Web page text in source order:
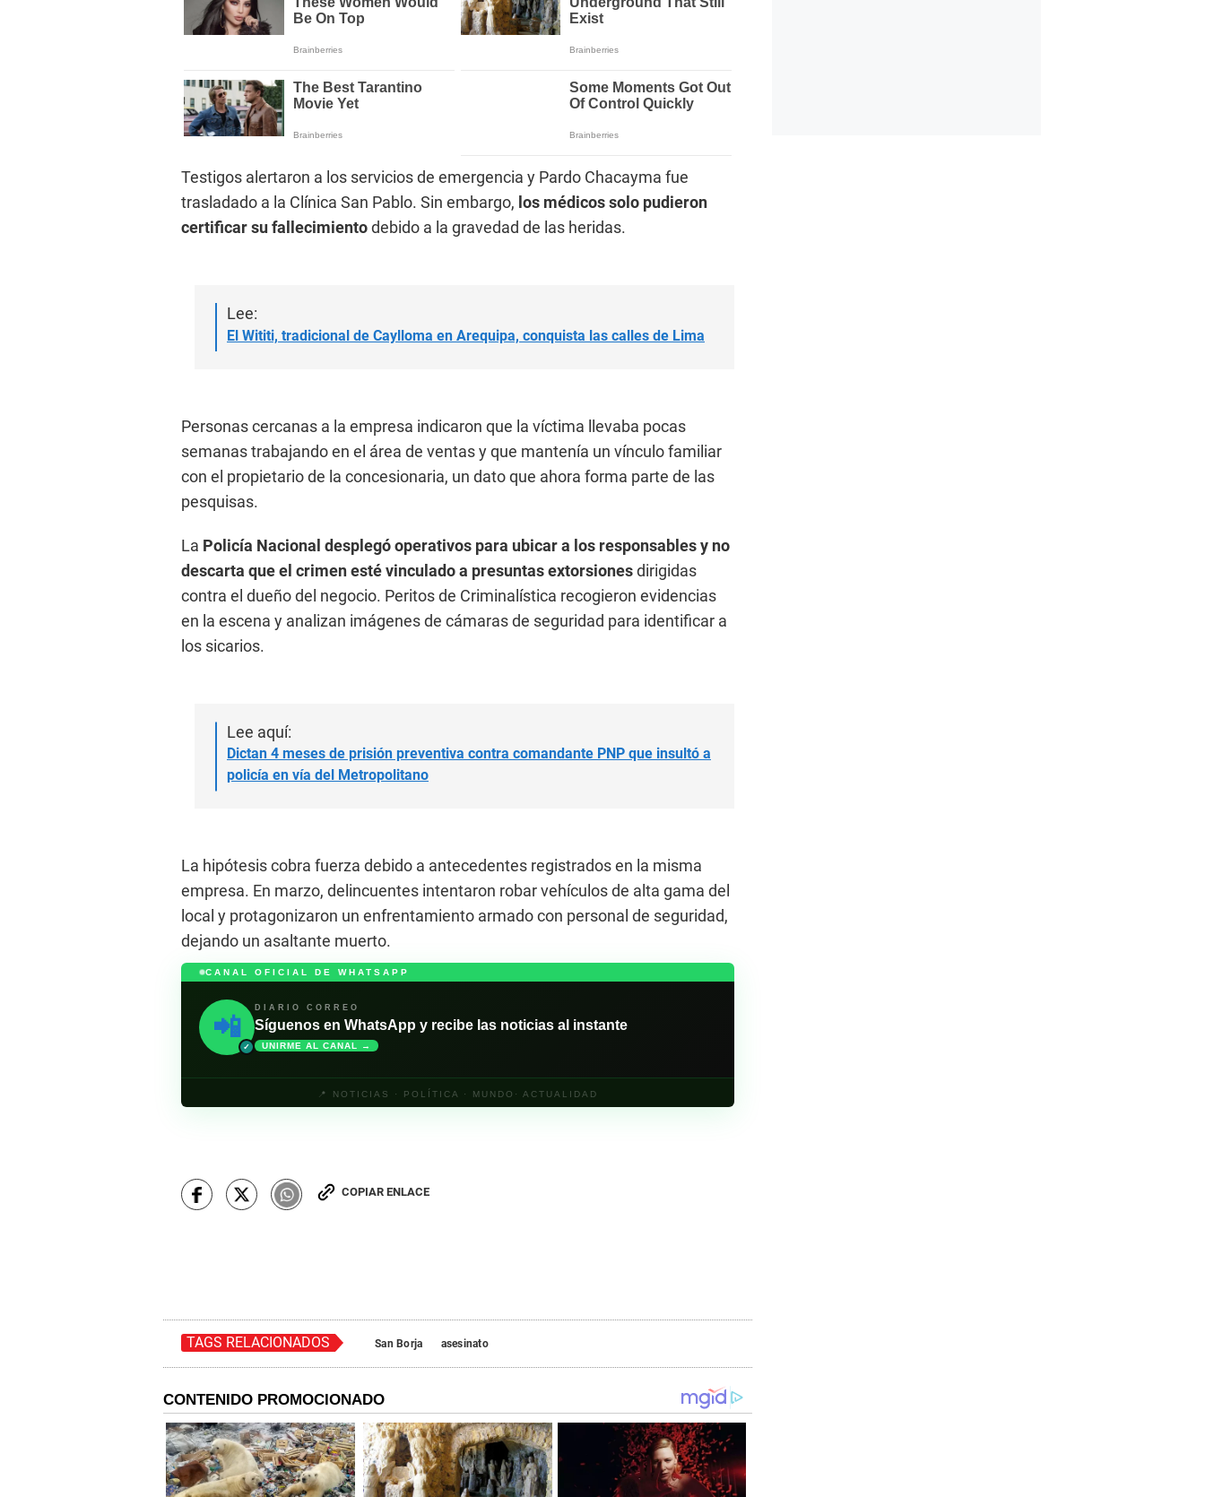
Testigos alertaron a los servicios de emergencia y Pardo Chacayma fue
trasladado a la Clínica San Pablo. Sin embargo, los médicos solo pudieron
certificar su fallecimientodebido a la gravedad de las heridas.
Lee:
El Wititi, tradicional de Caylloma en Arequipa, conquista las calles de Lima
Personas cercanas a la empresa indicaron que la víctima llevaba pocas
semanas trabajando en el área de ventas y que mantenía un vínculo familiar
con el propietario de la concesionaria, un dato que ahora forma parte de las
pesquisas.
La Policía Nacional desplegó operativos para ubicar a los responsables y no
descarta que el crimen esté vinculado a presuntas extorsionesdirigidas
contra el dueño del negocio. Peritos de Criminalística recogieron evidencias
en la escena y analizan imágenes de cámaras de seguridad para identificar a
los sicarios.
Lee aquí:
Dictan 4 meses de prisión preventiva contra comandante PNP que insultó a
policía en vía del Metropolitano
La hipótesis cobra fuerza debido a antecedentes registrados en la misma
empresa. En marzo, delincuentes intentaron robar vehículos de alta gama del
local y protagonizaron un enfrentamiento armado con personal de seguridad,
dejando un asaltante muerto.
CANAL OFICIAL DE WHATSAPP
📲
✓
DIARIO CORREO
Síguenos en WhatsApp y recibe las noticias al instante
UNIRME AL CANAL →
📍 NOTICIAS · POLÍTICA · MUNDO· ACTUALIDAD
COPIAR ENLACE
TAGS RELACIONADOS San Borja asesinato